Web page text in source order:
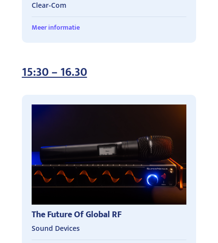
Clear-Com
Meer informatie
15:30 – 16.30
The Future Of Global RF
Sound Devices